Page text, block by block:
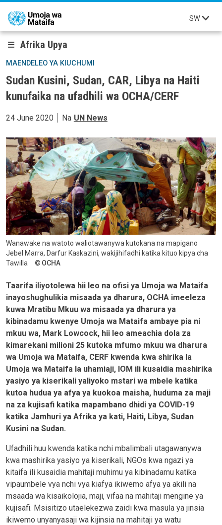
Skip to main content
SW
Afrika Upya
MAENDELEO YA KIUCHUMI
Sudan Kusini, Sudan, CAR, Libya na Haiti
kunufaika na ufadhili wa OCHA/CERF
24 June 2020 Na UN News
Wanawake na watoto waliotawanywa kutokana na mapigano
Jebel Marra, Darfur Kaskazini, wakijihifadhi katika kituo kipya cha
Tawilla
OCHA
Taarifa iliyotolewa hii leo na ofisi ya Umoja wa Mataifa
inayoshughulikia misaada ya dharura, OCHA imeeleza
kuwa Mratibu Mkuu wa misaada ya dharura ya
kibinadamu kwenye Umoja wa Mataifa ambaye pia ni
mkuu wa, Mark Lowcock, hii leo ameachia dola za
kimarekani milioni 25 kutoka mfumo mkuu wa dharura
wa Umoja wa Mataifa, CERF kwenda kwa shirika la
Umoja wa Mataifa la uhamiaji, IOM ili kusaidia mashirika
yasiyo ya kiserikali yaliyoko mstari wa mbele katika
kutoa hudua ya afya ya kuokoa maisha, huduma za maji
na za kujisafi katika mapambano dhidi ya COVID-19
katika Jamhuri ya Afrika ya kati, Haiti, Libya, Sudan
Kusini na Sudan.
Ufadhili huu kwenda katika nchi mbalimbali utagawanywa
kwa mashirika yasiyo ya kiserikali, NGOs kwa ngazi ya
kitaifa ili kusaidia mahitaji muhimu ya kibinadamu katika
vipaumbele vya nchi vya kiafya ikiwemo afya ya akili na
msaada wa kisaikolojia, maji, vifaa na mahitaji mengine ya
kujisafi. Msisitizo utaelekezwa zaidi kwa masula ya jinsia
ikiwemo unyanyasaji wa kijinsia na mahitaji ya watu